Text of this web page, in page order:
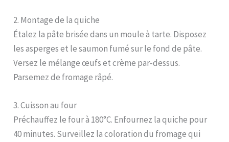
2. Montage de la quiche
Étalez la pâte brisée dans un moule à tarte. Disposez
les asperges et le saumon fumé sur le fond de pâte.
Versez le mélange œufs et crème par-dessus.
Parsemez de fromage râpé.
3. Cuisson au four
Préchauffez le four à 180°C. Enfournez la quiche pour
40 minutes. Surveillez la coloration du fromage qui